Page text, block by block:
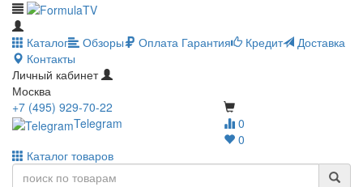
Каталог Обзоры Оплата Гарантия Кредит
Доставка
Контакты
Личный кабинет
Москва
0
0
+7 (495) 929-70-22
Telegram
Каталог товаров